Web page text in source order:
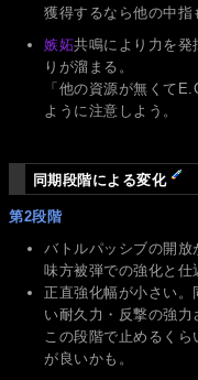
獲得するなら他の中指
嫉妬共鳴により力を発
りが溜まる。
「他の資源が無くて
ように注意しよう。
同期段階による変化
第2段階
バトルパッシブの開放
味方被弾での強化と仕
正直強化幅が小さい
い耐久力・反撃の強力
この段階で止めるく
が良いかも。